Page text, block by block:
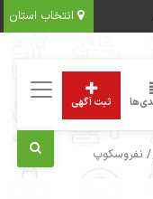
انتخاب استان
ثبت آگهی
/ نفروسکوپ